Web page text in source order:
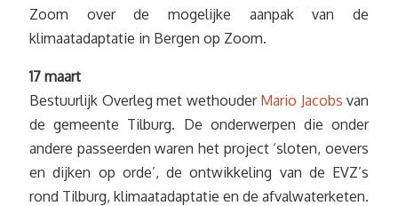
Zoom over de mogelijke aanpak van de
klimaatadaptatie in Bergen op Zoom.
17 maart
Bestuurlijk Overleg met wethouder Mario Jacobs van
de gemeente Tilburg. De onderwerpen die onder
andere passeerden waren het project ‘sloten, oevers
en dijken op orde’, de ontwikkeling van de EVZ’s
rond Tilburg, klimaatadaptatie en de afvalwaterketen.